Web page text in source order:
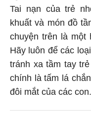
Tai nạn của trẻ
khuất và món đồ
chuyện trên là một
Hãy luôn để các
tránh xa tầm tay
chính là tấm lá
đôi mắt của các con.